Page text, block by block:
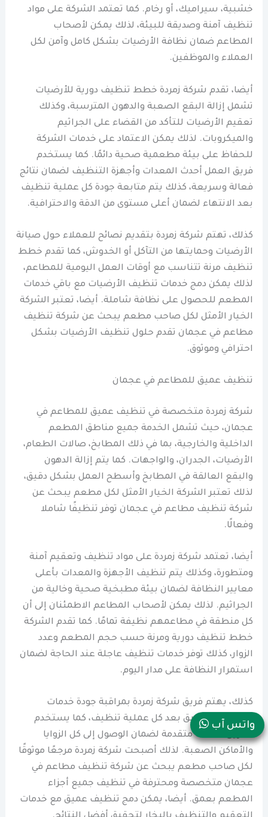
خشبية، سيراميك، أو رخام. كما تعتمد الشركة على مواد
تنظيف آمنة وصديقة للبيئة، لذلك يمكن لأصحاب
المطاعم ضمان نظافة الأرضيات بشكل كامل وآمن لكل
العملاء والموظفين.
أيضا، تقدم شركة زمردة خطط تنظيف دورية للأرضيات
تشمل إزالة البقع الصعبة والدهون المترسبة، وكذلك
تعقيم الأرضيات للتأكد من القضاء على الجراثيم
والميكروبات. لذلك يمكن الاعتماد على خدمات الشركة
للحفاظ على بيئة مطعمية صحية دائمًا. كما يستخدم
فريق العمل أحدث المعدات وأجهزة التنظيف لضمان نتائج
فعالة وسريعة، كذلك يتم متابعة جودة كل عملية تنظيف
بعد الانتهاء لضمان أعلى مستوى من الدقة والاحترافية.
كذلك، تهتم شركة زمردة بتقديم نصائح للعملاء حول صيانة
الأرضيات وحمايتها من التآكل أو الخدوش، كما تقدم خطط
تنظيف مرنة تتناسب مع أوقات العمل اليومية للمطاعم،
لذلك يمكن دمج خدمات تنظيف الأرضيات مع باقي خدمات
المطعم للحصول على نظافة شاملة. أيضا، تعتبر الشركة
الخيار الأمثل لكل صاحب مطعم يبحث عن شركة تنظيف
مطاعم في عجمان تقدم حلول تنظيف الأرضيات بشكل
احترافي وموثوق.
تنظيف عميق للمطاعم في عجمان
شركة زمردة متخصصة في تنظيف عميق للمطاعم في
عجمان، حيث تشمل الخدمة جميع مناطق المطعم
الداخلية والخارجية، بما في ذلك المطابخ، صالات الطعام،
الأرضيات، الجدران، والواجهات. كما يتم إزالة الدهون
والبقع العالقة في المطابخ وأسطح العمل بشكل دقيق،
لذلك تعتبر الشركة الخيار الأمثل لكل مطعم يبحث عن
شركة تنظيف مطاعم في عجمان توفر تنظيفًا شاملا
وفعالًا.
أيضا، تعتمد شركة زمردة على مواد تنظيف وتعقيم آمنة
ومتطورة، وكذلك يتم تنظيف الأجهزة والمعدات بأعلى
معايير النظافة لضمان بيئة مطبخية صحية وخالية من
الجراثيم. لذلك يمكن لأصحاب المطاعم الاطمئنان إلى أن
كل منطقة في مطاعمهم نظيفة تمامًا. كما تقدم الشركة
خطط تنظيف دورية ومرنة حسب حجم المطعم وعدد
الزوار، كذلك توفر خدمات تنظيف عاجلة عند الحاجة لضمان
استمرار النظافة على مدار اليوم.
كذلك، يهتم فريق شركة زمردة بمراقبة جودة خدمات
التنظيف العميق بعد كل عملية تنظيف، كما يستخدم
الفريق معدات متقدمة لضمان الوصول إلى كل الزوايا
والأماكن الصعبة. لذلك أصبحت شركة زمردة مرجعًا موثوقًا
لكل صاحب مطعم يبحث عن شركة تنظيف مطاعم في
عجمان متخصصة ومحترفة في تنظيف جميع أجزاء
المطعم بعمق. أيضا، يمكن دمج تنظيف عميق مع خدمات
واتس آب